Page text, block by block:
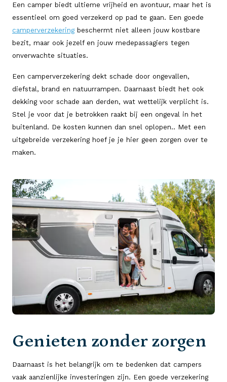
Een camper biedt ultieme vrijheid en avontuur, maar het is
essentieel om goed verzekerd op pad te gaan. Een goede
camperverzekering beschermt niet alleen jouw kostbare
bezit, maar ook jezelf en jouw medepassagiers tegen
onverwachte situaties.
Een camperverzekering dekt schade door ongevallen,
diefstal, brand en natuurrampen. Daarnaast biedt het ook
dekking voor schade aan derden, wat wettelijk verplicht is.
Stel je voor dat je betrokken raakt bij een ongeval in het
buitenland. De kosten kunnen dan snel oplopen.. Met een
uitgebreide verzekering hoef je je hier geen zorgen over te
maken.
Genieten zonder zorgen
Daarnaast is het belangrijk om te bedenken dat campers
vaak aanzienlijke investeringen zijn. Een goede verzekering